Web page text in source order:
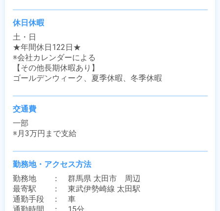
休日休暇
土・日
★年間休日122日★
※会社カレンダーによる
【その他長期休暇あり】
ゴールデンウィーク、夏季休暇、冬季休暇
交通費
一部
※月3万円まで支給
勤務地・アクセス方法
勤務地　　：　群馬県 太田市　周辺
最寄駅　　：　東武伊勢崎線 太田駅
通勤手段　：　車